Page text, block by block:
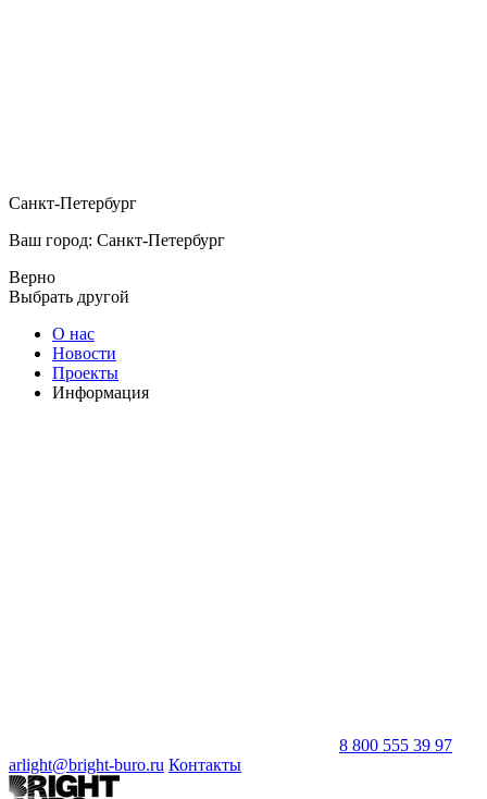
Санкт-Петербург
Ваш город: Санкт-Петербург
Верно
Выбрать другой
О нас
Новости
Проекты
Информация
8 800 555 39 97
arlight@bright-buro.ru Контакты